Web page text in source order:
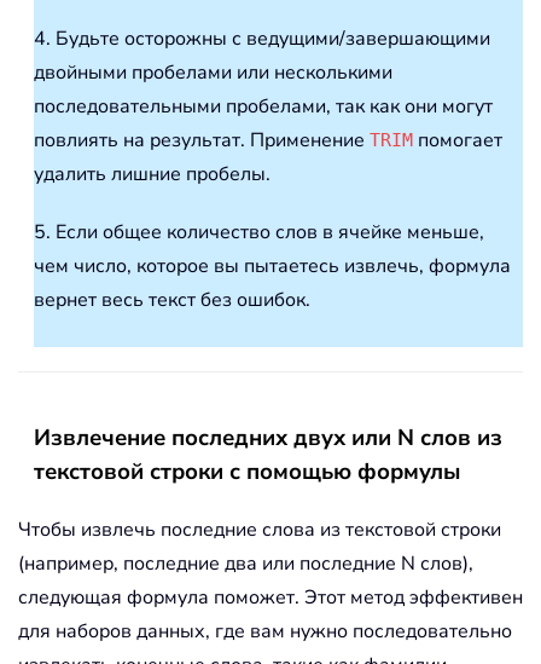
4. Будьте осторожны с ведущими/завершающими
двойными пробелами или несколькими
последовательными пробелами, так как они могут
повлиять на результат. Применение TRIM помогает
удалить лишние пробелы.
5. Если общее количество слов в ячейке меньше,
чем число, которое вы пытаетесь извлечь, формула
вернет весь текст без ошибок.
Извлечение последних двух или N слов из
текстовой строки с помощью формулы
Чтобы извлечь последние слова из текстовой строки
(например, последние два или последние N слов),
следующая формула поможет. Этот метод эффективен
для наборов данных, где вам нужно последовательно